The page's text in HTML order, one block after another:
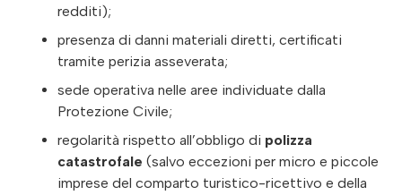
redditi);
presenza di danni materiali diretti, certificati
tramite perizia asseverata;
sede operativa nelle aree individuate dalla
Protezione Civile;
regolarità rispetto all’obbligo di polizza
catastrofale (salvo eccezioni per micro e piccole
imprese del comparto turistico-ricettivo e della